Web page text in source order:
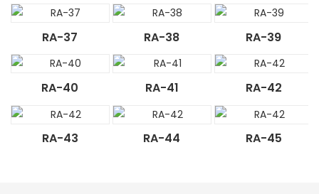
RA-37 RA-38 RA-39
RA-40 RA-41 RA-42
RA-43 RA-44 RA-45